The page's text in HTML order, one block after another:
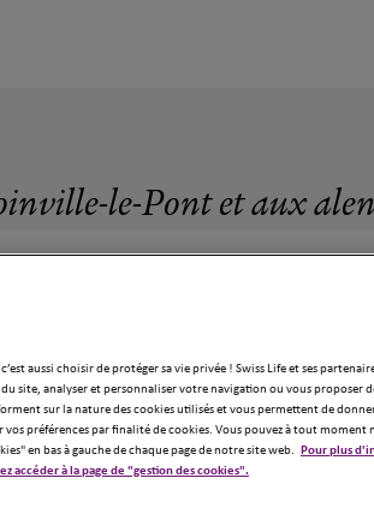
le-Pont et aux
Life à Joinville-le-Pont
aussi choisir de protéger sa vie privée ! Swiss Life et ses
site, analyser et personnaliser votre navigation ou vous proposer
sur la nature des cookies utilisés et vous permettent de
préférences par finalité de cookies. Vous pouvez à tout moment
en bas à gauche de chaque page de notre site web. Pour plus
accéder à la page de "gestion des cookies".